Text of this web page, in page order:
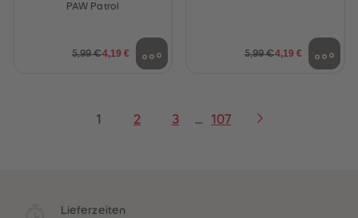
PAW Patrol
5,99 €4,19 € 5,99 €4,19 €
1 2 3 107
Lieferzeiten